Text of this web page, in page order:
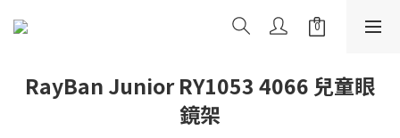
RayBan Junior RY1053 4066 兒童眼
鏡架